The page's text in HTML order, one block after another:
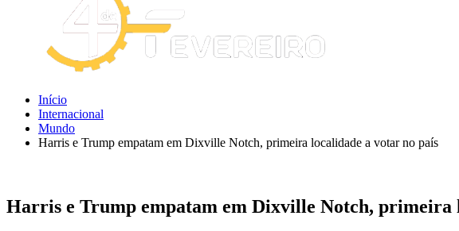
Início
Internacional
Mundo
Harris e Trump empatam em Dixville Notch, primeira localidade a votar no país
Harris e Trump empatam em Dixville Notch, primeira